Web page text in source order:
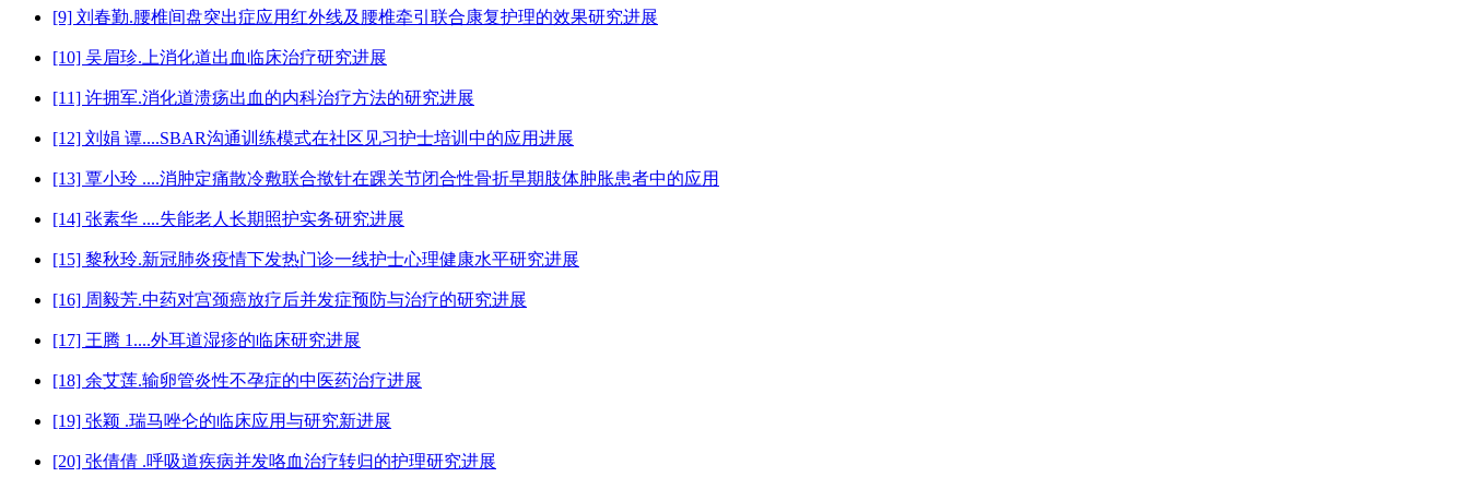
[9] 刘春勤.腰椎间盘突出症应用红外线及腰椎牵引联合康复护理的效果研究进展
[10] 吴眉珍.上消化道出血临床治疗研究进展
[11] 许拥军.消化道溃疡出血的内科治疗方法的研究进展
[12] 刘娟 谭....SBAR沟通训练模式在社区见习护士培训中的应用进展
[13] 覃小玲 ....消肿定痛散冷敷联合揿针在踝关节闭合性骨折早期肢体肿胀患者中的应用
[14] 张素华 ....失能老人长期照护实务研究进展
[15] 黎秋玲.新冠肺炎疫情下发热门诊一线护士心理健康水平研究进展
[16] 周毅芳.中药对宫颈癌放疗后并发症预防与治疗的研究进展
[17] 王腾 1....外耳道湿疹的临床研究进展
[18] 余艾莲.输卵管炎性不孕症的中医药治疗进展
[19] 张颖 .瑞马唑仑的临床应用与研究新进展
[20] 张倩倩 .呼吸道疾病并发咯血治疗转归的护理研究进展